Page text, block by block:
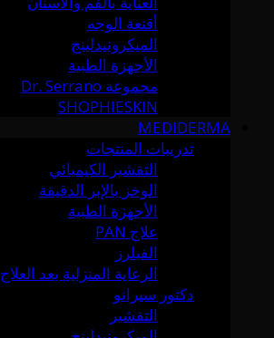
أقنعة الوجه
الميكرونيدلينج
الأجهزة الطبية
مجموعة Dr. Serrano
SHOPHIESKIN
MEDIDERMA
تدريبات المنتجات
التقشير الكيميائي
الوخز بالإبر الدقيقة
الأجهزة الطبية
علاج PAN
الفيلرز
الرعاية المنزلية بعد العلاج
دكتور سيرانو
التقشير